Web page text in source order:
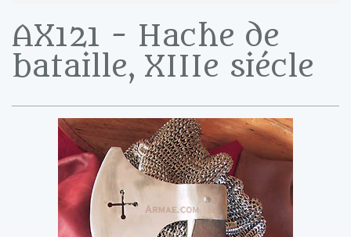
AX121 - Hache de
bataille, XIIIe siécle